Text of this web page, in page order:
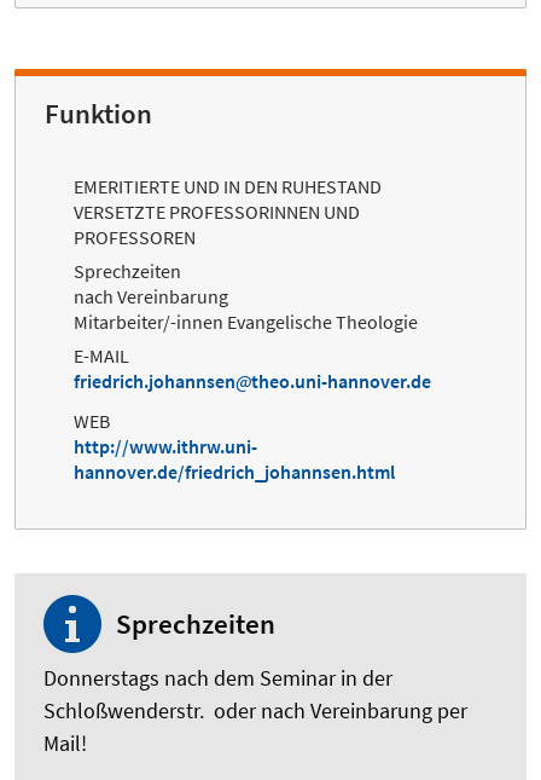
Funktion
EMERITIERTE UND IN DEN RUHESTAND
VERSETZTE PROFESSORINNEN UND
PROFESSOREN
Sprechzeiten
nach Vereinbarung
Mitarbeiter/-innen Evangelische Theologie
E-MAIL
friedrich.johannsen
theo.uni-hannover.de
WEB
http://www.ithrw.uni-
hannover.de/friedrich_johannsen.html
Sprechzeiten
Donnerstags nach dem Seminar in der
Schloßwenderstr. oder nach Vereinbarung per
Mail!